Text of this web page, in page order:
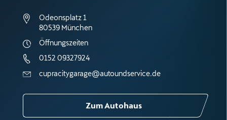
Odeonsplatz 1
80539 München
Öffnungszeiten
0152 09327924
cupracitygarage@autoundservice.de
Zum Autohaus